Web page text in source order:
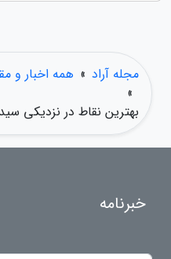
مجله آراد » همه اخبار و
»
بهترین نقاط در نزدیکی
خبرنامه